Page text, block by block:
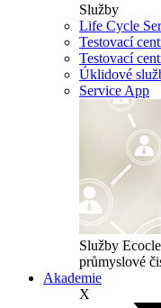
Služby
Life Cycle
Testovací
Testovací
Úklidové
Service App
Služby
průmyslové
Akademie
X